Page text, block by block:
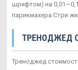
шрифтом) на
парикмахера:Стри
ТРЕНОДЖЕД
Треноджед